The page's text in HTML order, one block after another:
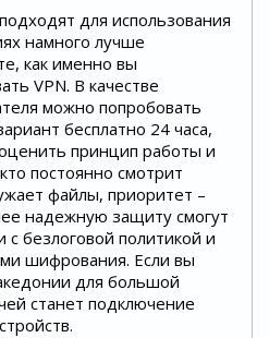
для использования
намного лучше
как именно вы
VPN. В качестве
можно попробовать
бесплатно 24 часа,
принцип работы и
постоянно смотрит
файлы, приоритет –
надежную защиту смогут
безлоговой политикой и
шифрования. Если вы
для большой
станет подключение